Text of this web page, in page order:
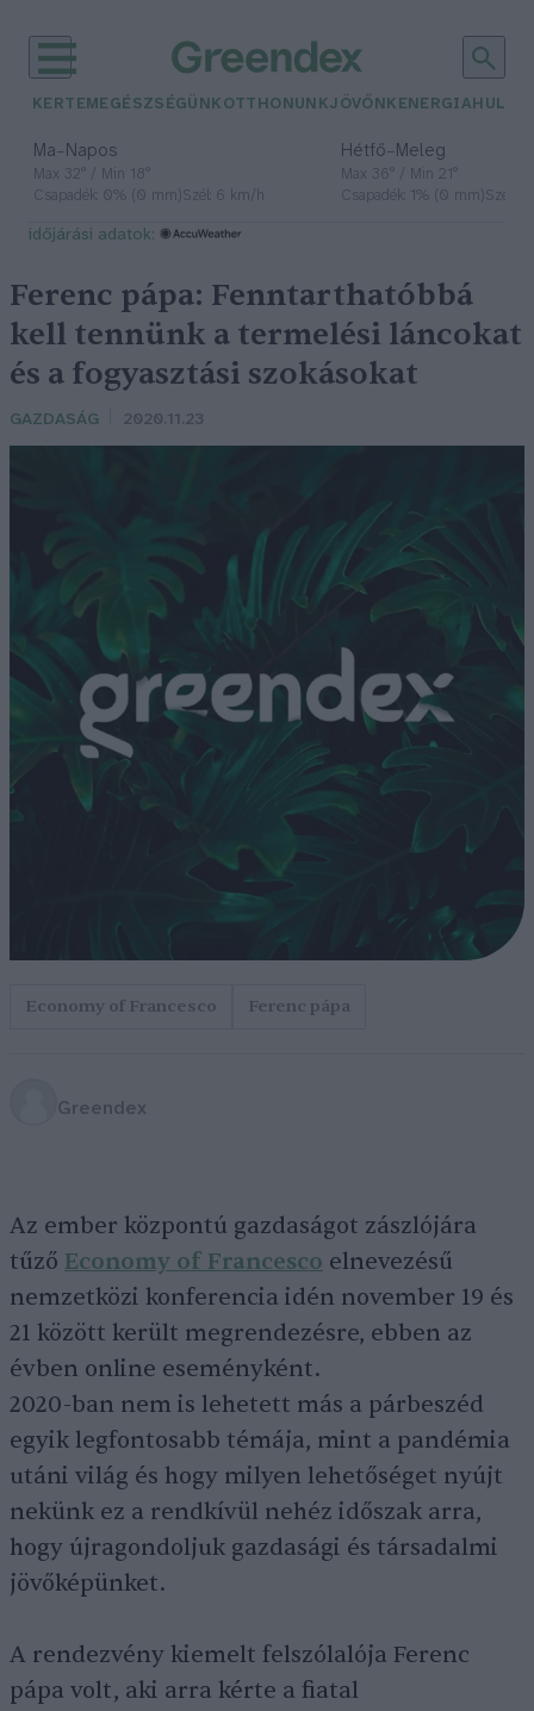
KERTEM EGÉSZSÉGÜNK OTTHONUNKJÖVŐNK ENERGIA
Ma– Napos
Max 32° / Min 18°
Csapadék: 0% (0 mm)Szél: 6 km/h
Hétfő– Meleg
Max 36° / Min 21°
Csapadék: 1% (0 mm)Szél: 7
időjárási adatok:
Ferenc pápa: Fenntarthatóbbá
kell tennünk a termelési láncokat
és a fogyasztási szokásokat
GAZDASÁG 2020.11.23
Economy of Francesco Ferenc pápa
Greendex
Az ember központú gazdaságot zászlójára
tűző Economy of Francesco elnevezésű
nemzetközi konferencia idén november 19 és
21 között került megrendezésre, ebben az
évben online eseményként.
2020-ban nem is lehetett más a párbeszéd
egyik legfontosabb témája, mint a pandémia
utáni világ és hogy milyen lehetőséget nyújt
nekünk ez a rendkívül nehéz időszak arra,
hogy újragondoljuk gazdasági és társadalmi
jövőképünket.
A rendezvény kiemelt felszólalója Ferenc
pápa volt, aki arra kérte a fiatal